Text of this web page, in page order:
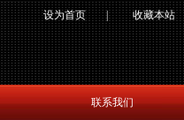
设为首页 | 收藏本站
联系我们